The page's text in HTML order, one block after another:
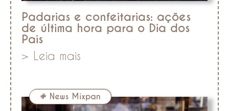
Padarias e confeitarias: ações
de última hora para o Dia dos
Pais
> Leia mais
# News Mixpan